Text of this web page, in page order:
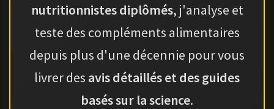
nutritionnistes diplômés, j'analyse et
teste des compléments alimentaires
depuis plus d'une décennie pour vous
livrer des avis détaillés et des guides
basés sur la science.